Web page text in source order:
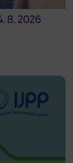
8. 2026